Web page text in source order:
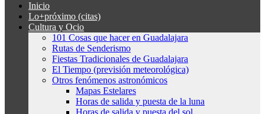
Inicio
Lo+próximo (citas)
Cultura y Ocio
101 Cosas que hacer en Guadalajara
Rutas de Senderismo
Fiestas Tradicionales de Guadalajara
El Tiempo (previsión meteorológica)
Otros fenómenos astronómicos
Mapas Estelares
Horas de salida y puesta de la luna
Horas de salida y puesta del sol